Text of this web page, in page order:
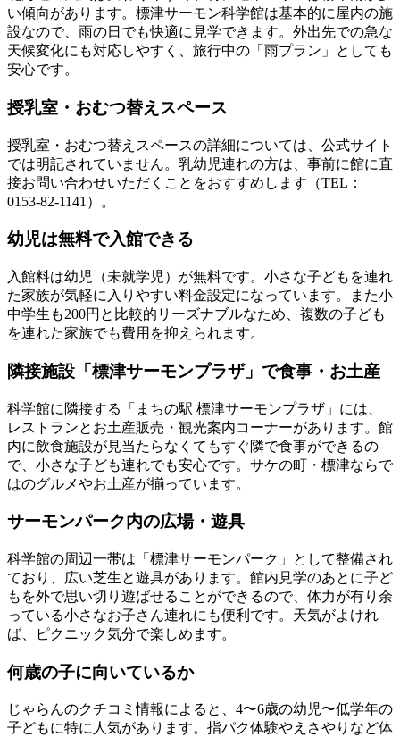
い傾向があります。標津サーモン科学館は基本的に屋内の施
設なので、雨の日でも快適に見学できます。外出先での急な
天候変化にも対応しやすく、旅行中の「雨プラン」としても
安心です。
授乳室・おむつ替えスペース
授乳室・おむつ替えスペースの詳細については、公式サイト
では明記されていません。乳幼児連れの方は、事前に館に直
接お問い合わせいただくことをおすすめします（TEL：
0153-82-1141）。
幼児は無料で入館できる
入館料は幼児（未就学児）が無料です。小さな子どもを連れ
た家族が気軽に入りやすい料金設定になっています。また小
中学生も200円と比較的リーズナブルなため、複数の子ども
を連れた家族でも費用を抑えられます。
隣接施設「標津サーモンプラザ」で食事・お土産
科学館に隣接する 「まちの駅 標津サーモンプラザ」 には、
レストランとお土産販売・観光案内コーナーがあります。館
内に飲食施設が見当たらなくてもすぐ隣で食事ができるの
で、小さな子ども連れでも安心です。サケの町・標津ならで
はのグルメやお土産が揃っています。
サーモンパーク内の広場・遊具
科学館の周辺一帯は「標津サーモンパーク」として整備され
ており、広い芝生と遊具があります。館内見学のあとに子ど
もを外で思い切り遊ばせることができるので、体力が有り余
っている小さなお子さん連れにも便利です。天気がよけれ
ば、ピクニック気分で楽しめます。
何歳の子に向いているか
じゃらんのクチコミ情報によると、 4〜6歳の幼児〜低学年の
子どもに特に人気があります。指パク体験やえさやりなど体